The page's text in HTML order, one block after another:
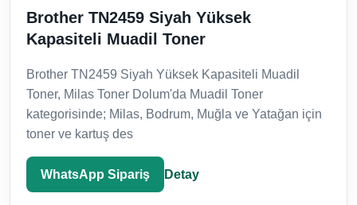
Brother TN2459 Siyah Yüksek
Kapasiteli Muadil Toner
Brother TN2459 Siyah Yüksek Kapasiteli Muadil
Toner, Milas Toner Dolum'da Muadil Toner
kategorisinde; Milas, Bodrum, Muğla ve Yatağan için
toner ve kartuş des
WhatsApp Sipariş Detay